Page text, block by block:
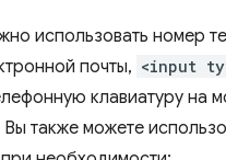
использовать номер
почты, <input
клавиатуру на
Вы также можете